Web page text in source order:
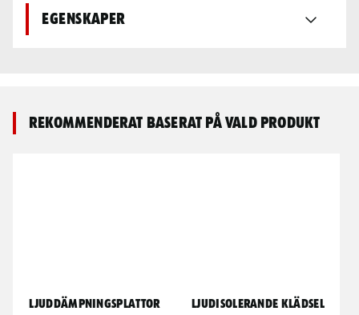
Egenskaper
Rekommenderat baserat på vald produkt
Ljuddämpningsplattor Ljudisolerande klädsel